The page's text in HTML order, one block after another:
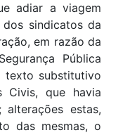
adiar a viagem
sindicatos da
em razão da
Pública
texto substitutivo
Civis, que havia
estas,
das mesmas, o